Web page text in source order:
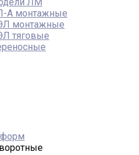
А монтажные
монтажные
тяговые